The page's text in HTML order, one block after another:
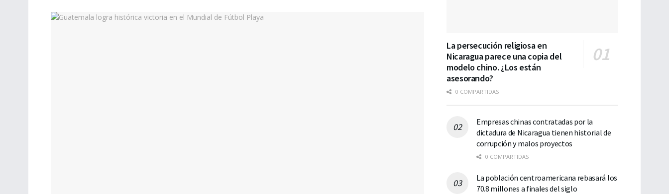
La persecución religiosa en
Nicaragua parece una copia del
modelo chino. ¿Los están
asesorando?
0 COMPARTIDAS
Empresas chinas contratadas por la
dictadura de Nicaragua tienen historial de
corrupción y malos proyectos
0 COMPARTIDAS
La población centroamericana rebasará los
70.8 millones a finales del siglo